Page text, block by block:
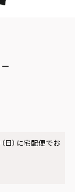
） に宅配便でお